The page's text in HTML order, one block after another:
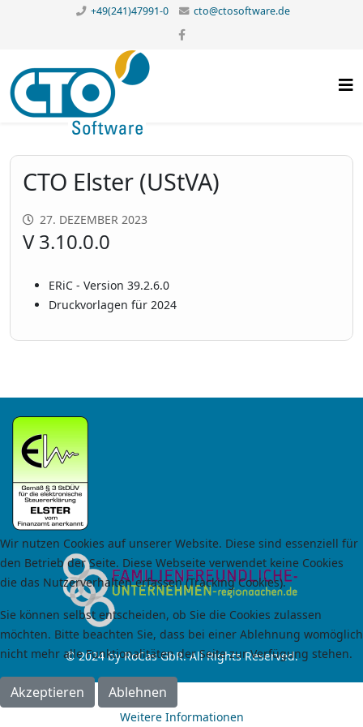
+49(241)47991-0 cto@ctosoftware.de
CTO Elster (UStVA)
27. DEZEMBER 2023
V 3.10.0.0
ERiC - Version 39.2.6.0
Druckvorlagen für 2024
© 2024 by RoCas GbR. All Rights Reserved.
Wir nutzen Cookies auf unserer Website. Diese sind essenziell für
den Betrieb der Seite. Diese Webseite verwendet keine Cookies
die das Nutzerverhalten erfassen (Tracking Cookies).
Sie können selbst entscheiden, ob Sie die Cookies zulassen
möchten. Bitte beachten Sie, dass bei einer Ablehnung womöglich
nicht mehr alle Funktionalitäten der Seite zur Verfügung stehen.
Akzeptieren Ablehnen
Weitere Informationen